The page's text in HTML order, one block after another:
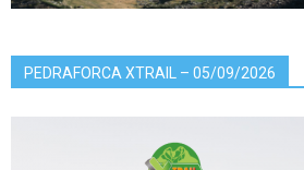
PEDRAFORCA XTRAIL – 05/09/2026